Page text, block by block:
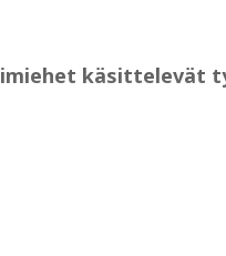
käsittelevät